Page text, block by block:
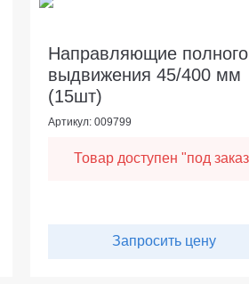
Направляющие полного
выдвижения 45/400 мм
(15шт)
Артикул: 009799
Товар доступен "под
Запросить цену